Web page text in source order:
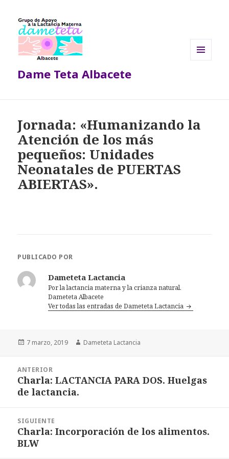
Dame Teta Albacete
Jornada: «Humanizando la
Atención de los más
pequeños: Unidades
Neonatales de PUERTAS
ABIERTAS».
PUBLICADO POR
Dameteta Lactancia
Por la lactancia materna y la crianza natural.
Dameteta Albacete
Ver todas las entradas de Dameteta Lactancia
Publicado
7 marzo, 2019 Autor
Dameteta Lactancia
entradas
ANTERIOR
Entrada
anterior:
Charla: LACTANCIA PARA DOS. Huelgas
de lactancia.
SIGUIENTE
Entrada
siguiente:
Charla: Incorporación de los alimentos.
BLW